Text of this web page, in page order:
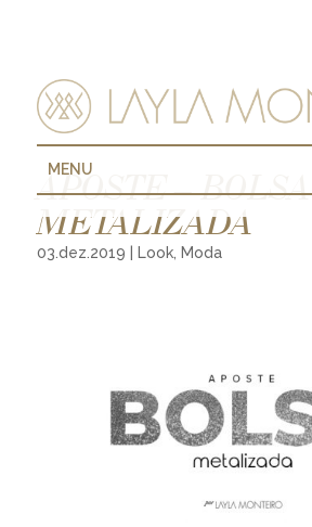
MENU
APOSTE – BOLSA
METALIZADA
03.dez.2019 Look, Moda